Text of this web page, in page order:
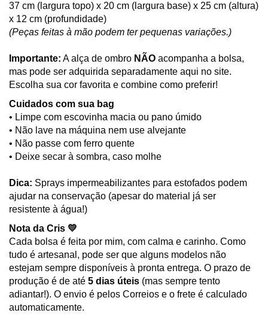
37 cm (largura topo) x 20 cm (largura base) x 25 cm (altura)
x 12 cm (profundidade)
(Peças feitas à mão podem ter pequenas variações.)
Importante: A alça de ombro NÃO acompanha a bolsa,
mas pode ser adquirida separadamente aqui no site.
Escolha sua cor favorita e combine como preferir!
Cuidados com sua bag
• Limpe com escovinha macia ou pano úmido
• Não lave na máquina nem use alvejante
• Não passe com ferro quente
• Deixe secar à sombra, caso molhe
Dica: Sprays impermeabilizantes para estofados podem
ajudar na conservação (apesar do material já ser
resistente à água!)
Nota da Cris 💛
Cada bolsa é feita por mim, com calma e carinho. Como
tudo é artesanal, pode ser que alguns modelos não
estejam sempre disponíveis à pronta entrega. O prazo de
produção é de até 5 dias úteis (mas sempre tento
adiantar!). O envio é pelos Correios e o frete é calculado
automaticamente.